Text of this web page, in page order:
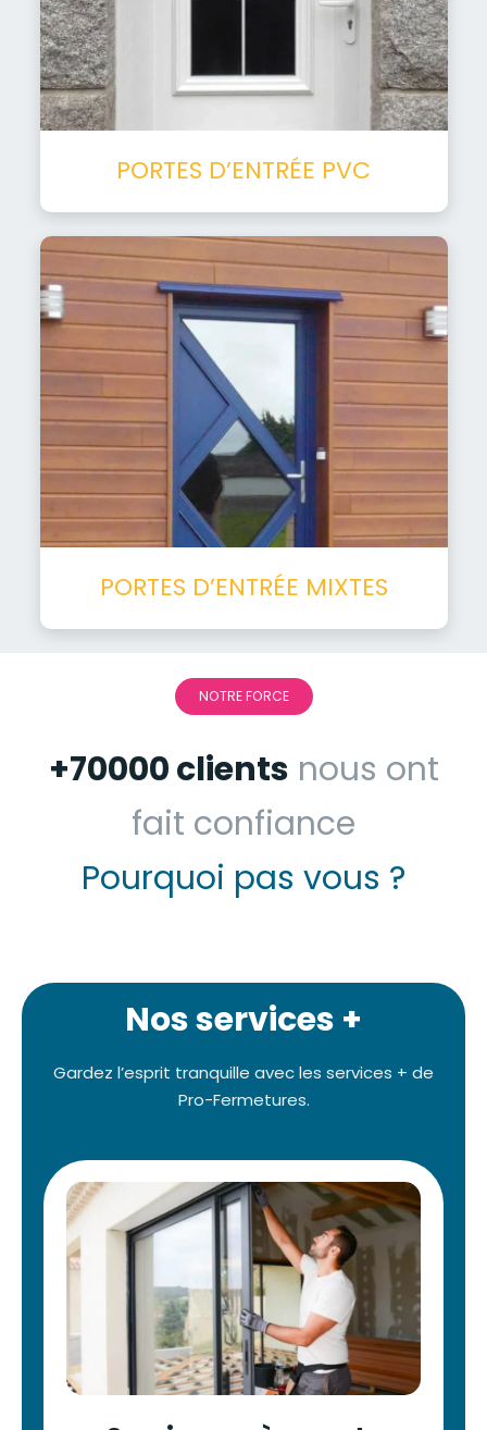
PORTES D’ENTRÉE PVC
PORTES D’ENTRÉE MIXTES
NOTRE FORCE
+70000 clients nous ont
fait confiance
Pourquoi pas vous ?
Nos services +
Gardez l’esprit tranquille avec les services + de
Pro-Fermetures.